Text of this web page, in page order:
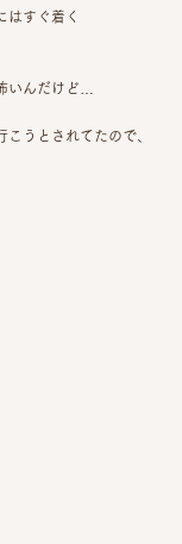
はすぐ着く
いんだけど…
こうとされてたので、